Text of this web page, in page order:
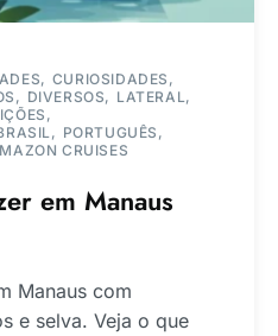
CURIOSIDADES
DIVERSOS
LATERAL
PORTUGUÊS
CRUISES
em Manaus
Manaus com
e selva. Veja o que